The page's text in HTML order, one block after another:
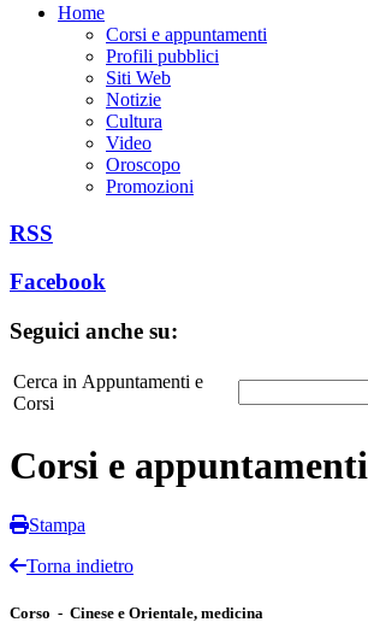
Home
Corsi e appuntamenti
Profili pubblici
Siti Web
Notizie
Cultura
Video
Oroscopo
Promozioni
RSS
Facebook
Seguici anche su:
Cerca in Appuntamenti e
Corsi
Corsi e appuntamenti
Stampa
Torna indietro
Corso - Cinese e Orientale, medicina